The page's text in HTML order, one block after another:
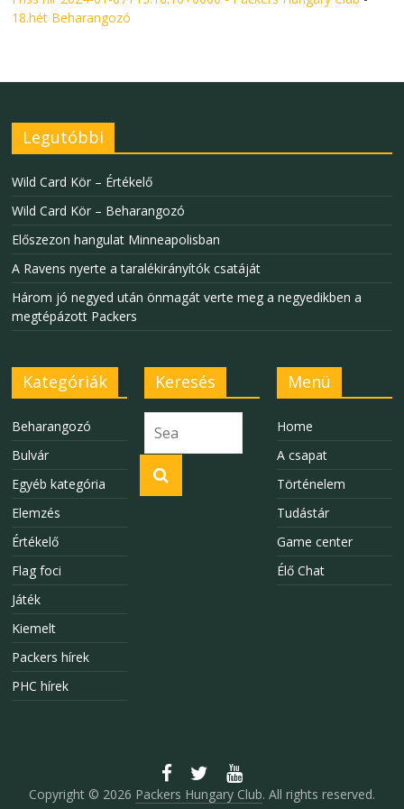
18.hét Beharangozó
Legutóbbi
Wild Card Kör – Értékelő
Wild Card Kör – Beharangozó
Előszezon hangulat Minneapolisban
A Ravens nyerte a taralékirányítók csatáját
Három jó negyed után önmagát verte meg a negyedikben a
megtépázott Packers
Kategóriák
Beharangozó
Bulvár
Egyéb kategória
Elemzés
Értékelő
Flag foci
Játék
Kiemelt
Packers hírek
PHC hírek
Keresés Menü
Home
A csapat
Történelem
Tudástár
Game center
Élő Chat
Copyright © 2026 Packers Hungary Club. All rights reserved.